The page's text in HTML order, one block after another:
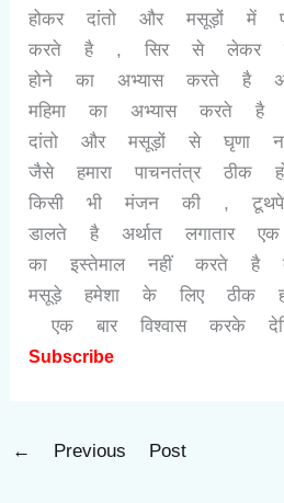
होकर दांतो और मसूड़ों में
करते है , सिर से लेकर
होने का अभ्यास करते है
महिमा का अभ्यास करते
दांतो और मसूड़ों से
जैसे हमारा पाचनतंत्र
किसी भी मंजन की ,
डालते है अर्थात लगातार
का इस्तेमाल नहीं करते है
मसूड़े हमेशा के लिए
एक बार विश्वास करके
Subscribe
← Previous Post